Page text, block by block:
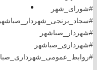
#شورای_شهر
#سجاد_برنجی_شهردار_صباشهر
#شهردار_صباشهر
#شهرداری_صباشهر
لینک های گروهی
درگاه الکترونیکی مراجع تقلید
لیست سایتهای مذهبی